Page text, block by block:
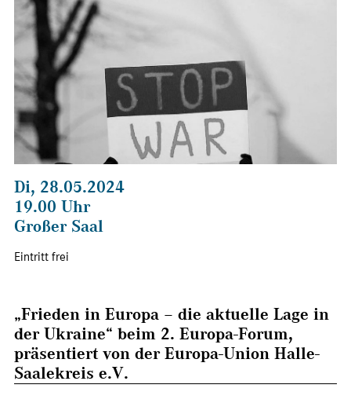
Di, 28.05.2024
19.00 Uhr
Großer Saal
Eintritt frei
„Frieden in Europa – die aktuelle Lage in
der Ukraine“ beim 2. Europa-Forum,
präsentiert von der Europa-Union Halle-
Saalekreis e.V.